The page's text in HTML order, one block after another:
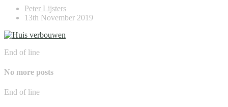
Peter Lijsters
13th November 2019
End of line
No more posts
End of line